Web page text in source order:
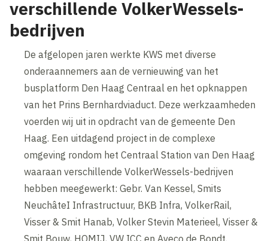
verschillende VolkerWessels-
bedrijven
De afgelopen jaren werkte KWS met diverse
onderaannemers aan de vernieuwing van het
busplatform Den Haag Centraal en het opknappen
van het Prins Bernhardviaduct. Deze werkzaamheden
voerden wij uit in opdracht van de gemeente Den
Haag. Een uitdagend project in de complexe
omgeving rondom het Centraal Station van Den Haag
waaraan verschillende VolkerWessels-bedrijven
hebben meegewerkt: Gebr. Van Kessel, Smits
NeuchâteI Infrastructuur, BKB Infra, VolkerRail,
Visser & Smit Hanab, Volker Stevin Materieel, Visser &